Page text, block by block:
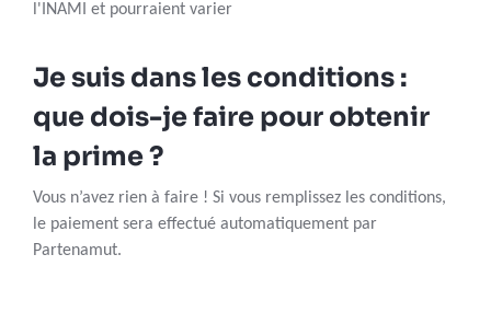
l'INAMI et pourraient varier
Je suis dans les conditions :
que dois-je faire pour obtenir
la prime ?
Vous n’avez rien à faire ! Si vous remplissez les conditions,
le paiement sera effectué automatiquement par
Partenamut.